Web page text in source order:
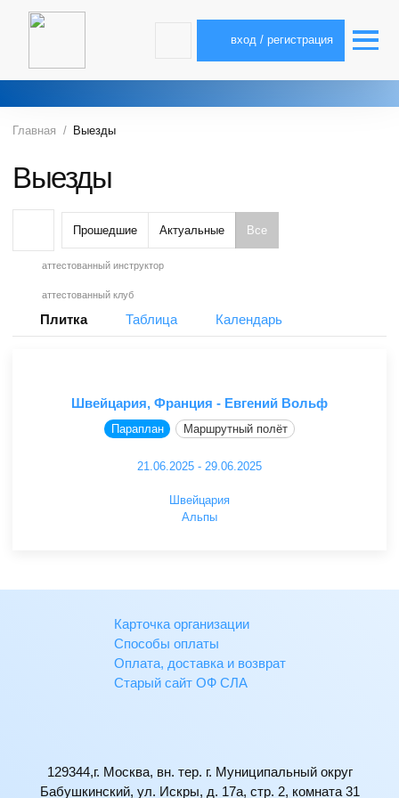
вход / регистрация
Главная Выезды
Выезды
Прошедшие Актуальные Все
аттестованный инструктор
аттестованный клуб
Плитка Таблица Календарь
Швейцария, Франция - Евгений Вольф
Параплан Маршрутный полёт
21.06.2025 - 29.06.2025
Швейцария
Альпы
Карточка организации
Способы оплаты
Оплата, доставка и возврат
Старый сайт ОФ СЛА
129344,г. Москва, вн. тер. г. Муниципальный округ
Бабушкинский, ул. Искры, д. 17а, стр. 2, комната 31